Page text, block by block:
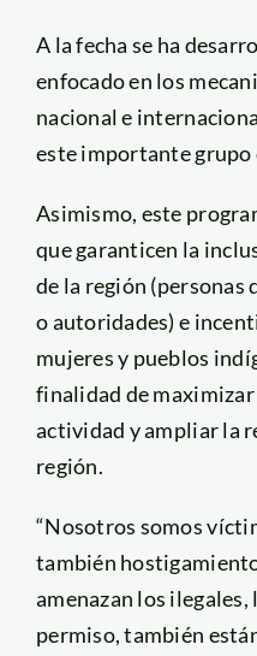
A la fecha se ha
enfocado en los
nacional e
este importante grupo
Asimismo, este
que garanticen la
de la región (personas
o autoridades) e
mujeres y pueblos
finalidad de
actividad y ampliar la
región.
“Nosotros somos
también
amenazan los
permiso, también